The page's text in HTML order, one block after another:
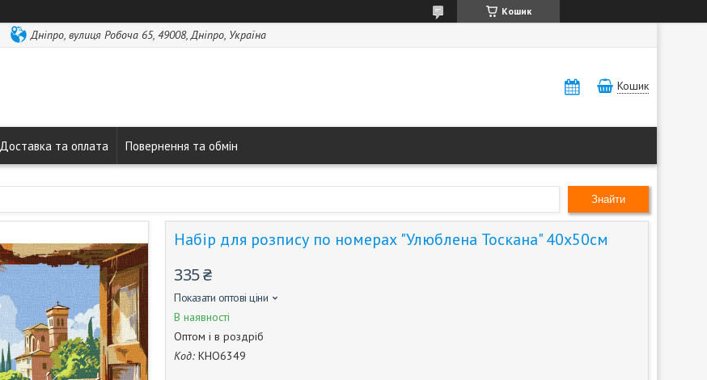
Кошик
Дніпро, вулиця Робоча 65, 49008, Дніпро, Україна
Кошик
Доставка та оплата Повернення та обмін
Знайти
Набір для розпису по номерах "Улюблена Тоскана" 40х50см
335 ₴
Показати оптові ціни
В наявності
Оптом і в роздріб
Код: КНО6349